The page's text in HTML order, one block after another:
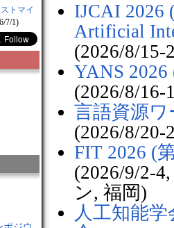
トマイ
7/1)
IJCAI 2026
Artificial
(2026/8/15-
YANS
(2026/8/
言語資源ワ
(2026/8/
FIT 2026 (
(2026/9/2-
ン, 福岡)
人工知能